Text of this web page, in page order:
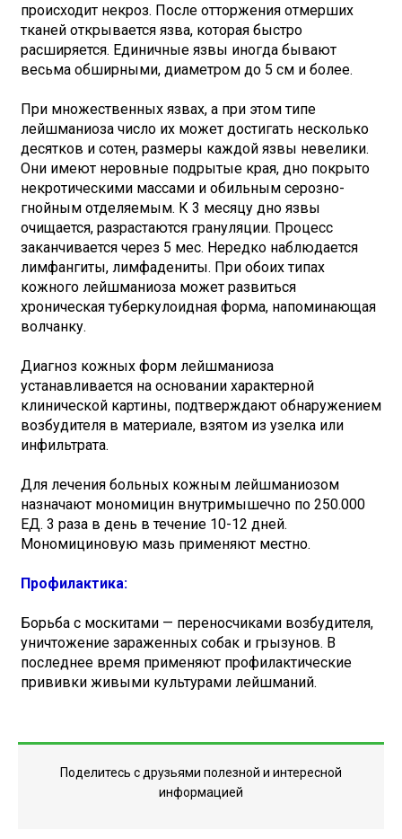
происходит некроз. После отторжения отмерших
тканей открывается язва, которая быстро
расширяется. Единичные язвы иногда бывают
весьма обширными, диаметром до 5 см и более.
При множественных язвах, а при этом типе
лейшманиоза число их может достигать несколько
десятков и сотен, размеры каждой язвы невелики.
Они имеют неровные подрытые края, дно покрыто
некротическими массами и обильным серозно-
гнойным отделяемым. К 3 месяцу дно язвы
очищается, разрастаются грануляции. Процесс
заканчивается через 5 мес. Нередко наблюдается
лимфангиты, лимфадениты. При обоих типах
кожного лейшманиоза может развиться
хроническая туберкулоидная форма, напоминающая
волчанку.
Диагноз кожных форм лейшманиоза
устанавливается на основании характерной
клинической картины, подтверждают обнаружением
возбудителя в материале, взятом из узелка или
инфильтрата.
Для лечения больных кожным лейшманиозом
назначают мономицин внутримышечно по 250.000
ЕД. 3 раза в день в течение 10-12 дней.
Мономициновую мазь применяют местно.
Профилактика:
Борьба с москитами — переносчиками возбудителя,
уничтожение зараженных собак и грызунов. В
последнее время применяют профилактические
прививки живыми культурами лейшманий.
Поделитесь с друзьями полезной и интересной
информацией